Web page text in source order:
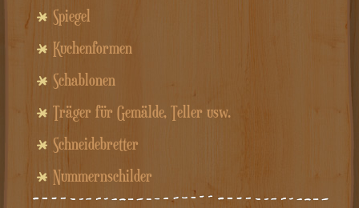
Spiegel
Kuchenformen
Schablonen
Träger für Gemälde, Teller usw.
Schneidebretter
Nummernschilder